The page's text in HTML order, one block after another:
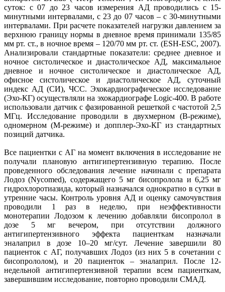
суток: с 07 до 23 часов измерения АД проводились с 15-
минутными интервалами, с 23 до 07 часов – с 30-минутными
интервалами. При расчете показателей нагрузки давлением за
верхнюю границу нормы в дневное время принимали 135/85
мм рт. ст., в ночное время – 120/70 мм рт. ст. (ESH-ESС, 2007).
Анализировали стандартные показатели: среднее дневное и
ночное систолическое и диастолическое АД, максимальное
дневное и ночное систолическое и диастолическое АД,
офисное систолическое и диастолическое АД, суточный
индекс АД (СИ), ЧСС. Эхокардиографическое исследование
(Эхо-КГ) осуществляли на эхокардиографе Logiс-400. В работе
использовали датчик с фазированной решеткой с частотой 2,5
МГц. Исследование проводили в двухмерном (В-режиме),
одномерном (М-режиме) и допплер-Эхо-КГ из стандартных
позиций датчика.
Все пациентки с АГ на момент включения в исследование не
получали плановую антигипертензивную терапию. После
проведенного обследования лечение начинали с препарата
Лодоз (Nycomed), содержащего 5 мг бисопролола и 6,25 мг
гидрохлоротиазида, который назначался однократно в сутки в
утренние часы. Контроль уровня АД и оценку самочувствия
проводили 1 раз в неделю, при неэффективности
монотерапии Лодозом к лечению добавляли бисопролол в
дозе 5 мг вечером, при отсутствии должного
антигипертензивного эффекта пациенткам назначали
эналаприл в дозе 10–20 мг/сут. Лечение завершили 80
пациенток с АГ, получавших Лодоз (из них 5 в сочетании с
бисопрололом), и 20 пациенток – эналаприл. После 12-
недельной антигипертензивной терапии всем пациенткам,
завершившим исследование, повторно проводили СМАД.